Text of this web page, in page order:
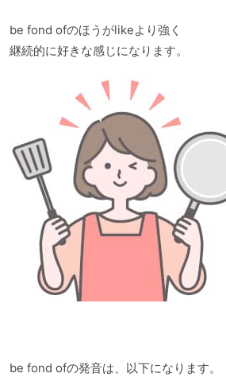
be fond ofのほうがlikeより強く
継続的に好きな感じになります。
be fond ofの発音は、以下になります。